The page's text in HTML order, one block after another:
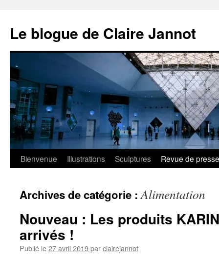
contenu
Le blogue de Claire Jannot
Bienvenue Illustrations Sculptures Revue de presse
Archives de catégorie :Alimentation
Nouveau : Les produits
arrivés !
Publié le27 avril 2019parclairejannot